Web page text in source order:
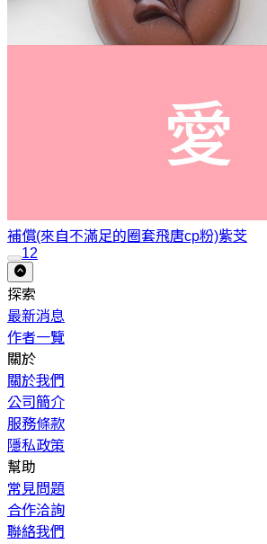
補償(來自不滿足的圈套飛唐cp粉)紫芠
12
探索
最新消息
作者一覽
關於
關於我們
公司簡介
服務條款
隱私政策
幫助
常見問題
合作洽詢
聯絡我們